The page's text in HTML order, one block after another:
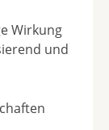
Wirkung
und